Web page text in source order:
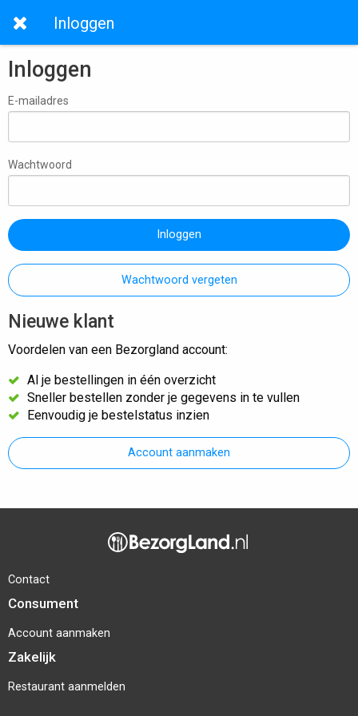
Inloggen
Inloggen
E-mailadres
Wachtwoord
Inloggen
Wachtwoord vergeten
Nieuwe klant
Voordelen van een Bezorgland account:
Al je bestellingen in één overzicht
Sneller bestellen zonder je gegevens in te vullen
Eenvoudig je bestelstatus inzien
Account aanmaken
Contact
Consument
Account aanmaken
Zakelijk
Restaurant aanmelden